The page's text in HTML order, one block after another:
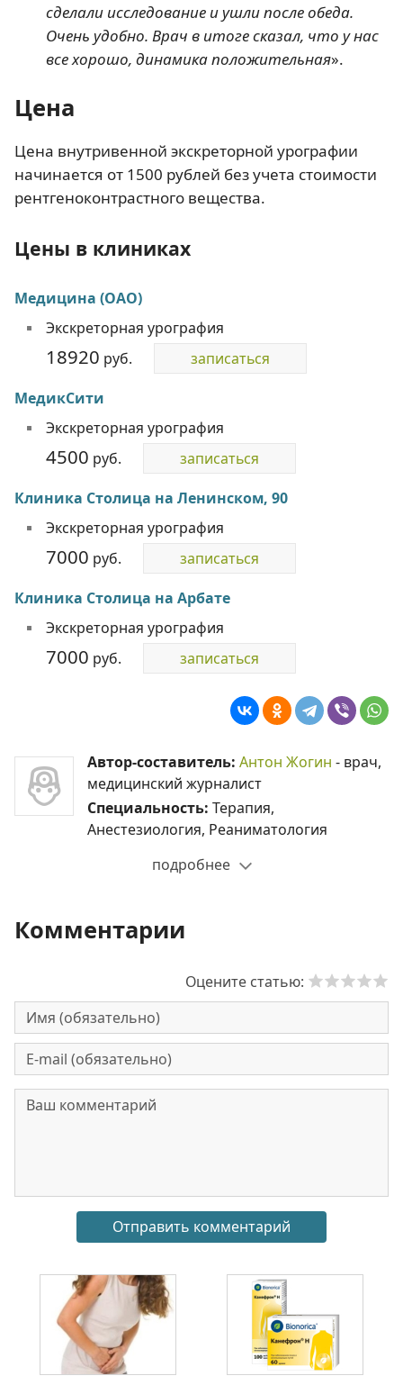
сделали исследование и ушли после обеда.
Очень удобно. Врач в итоге сказал, что у нас
все хорошо, динамика положительная».
Цена
Цена внутривенной экскреторной урографии
начинается от 1500 рублей без учета стоимости
рентгеноконтрастного вещества.
Цены в клиниках
Медицина (ОАО)
Экскреторная урография
18920 руб. записаться
МедикСити
Экскреторная урография
4500 руб. записаться
Клиника Столица на Ленинском, 90
Экскреторная урография
7000 руб. записаться
Клиника Столица на Арбате
Экскреторная урография
7000 руб. записаться
Автор-составитель: Антон Жогин - врач,
медицинский журналист
Специальность: Терапия,
Анестезиология, Реаниматология
подробнее
Комментарии
Оцените статью: